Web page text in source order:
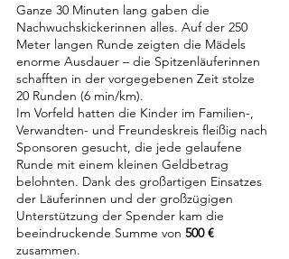
Ganze 30 Minuten lang gaben die
Nachwuchskickerinnen alles. Auf der 250
Meter langen Runde zeigten die Mädels
enorme Ausdauer – die Spitzenläuferinnen
schafften in der vorgegebenen Zeit stolze
20 Runden (6 min/km).
Im Vorfeld hatten die Kinder im Familien-,
Verwandten- und Freundeskreis fleißig nach
Sponsoren gesucht, die jede gelaufene
Runde mit einem kleinen Geldbetrag
belohnten. Dank des großartigen Einsatzes
der Läuferinnen und der großzügigen
Unterstützung der Spender kam die
beeindruckende Summe von 500 €
zusammen.